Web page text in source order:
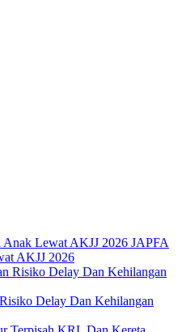
JAPFA
AKJJ 2026
Delay Dan Kehilangan